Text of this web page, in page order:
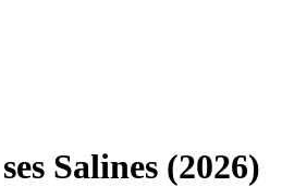
Salines (2026)